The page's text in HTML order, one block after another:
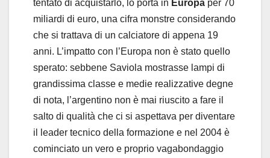
tentato di acquistarlo, lo porta in Europa per 70
miliardi di euro, una cifra monstre considerando
che si trattava di un calciatore di appena 19
anni. L’impatto con l’Europa non è stato quello
sperato: sebbene Saviola mostrasse lampi di
grandissima classe e medie realizzative degne
di nota, l’argentino non è mai riuscito a fare il
salto di qualità che ci si aspettava per diventare
il leader tecnico della formazione e nel 2004 è
cominciato un vero e proprio vagabondaggio